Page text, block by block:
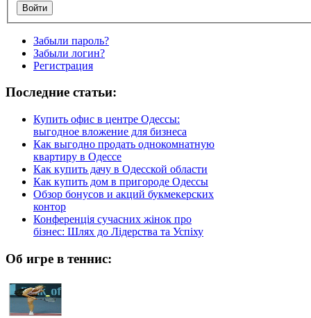
Забыли пароль?
Забыли логин?
Регистрация
Последние статьи:
Купить офис в центре Одессы:
выгодное вложение для бизнеса
Как выгодно продать однокомнатную
квартиру в Одессе
Как купить дачу в Одесской области
Как купить дом в пригороде Одессы
Обзор бонусов и акций букмекерских
контор
Конференція сучасних жінок про
бізнес: Шлях до Лідерства та Успіху
Об игре в теннис: